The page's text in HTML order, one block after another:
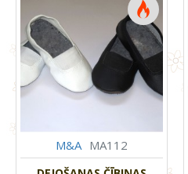
M&A MA112